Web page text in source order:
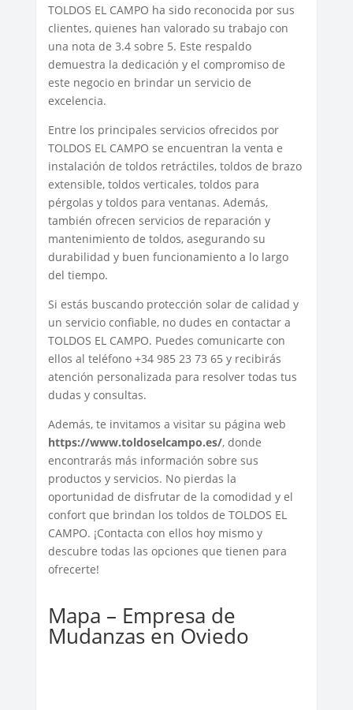
TOLDOS EL CAMPO ha sido reconocida por sus
clientes, quienes han valorado su trabajo con
una nota de 3.4 sobre 5. Este respaldo
demuestra la dedicación y el compromiso de
este negocio en brindar un servicio de
excelencia.
Entre los principales servicios ofrecidos por
TOLDOS EL CAMPO se encuentran la venta e
instalación de toldos retráctiles, toldos de brazo
extensible, toldos verticales, toldos para
pérgolas y toldos para ventanas. Además,
también ofrecen servicios de reparación y
mantenimiento de toldos, asegurando su
durabilidad y buen funcionamiento a lo largo
del tiempo.
Si estás buscando protección solar de calidad y
un servicio confiable, no dudes en contactar a
TOLDOS EL CAMPO. Puedes comunicarte con
ellos al teléfono +34 985 23 73 65 y recibirás
atención personalizada para resolver todas tus
dudas y consultas.
Además, te invitamos a visitar su página web
https://www.toldoselcampo.es/, donde
encontrarás más información sobre sus
productos y servicios. No pierdas la
oportunidad de disfrutar de la comodidad y el
confort que brindan los toldos de TOLDOS EL
CAMPO. ¡Contacta con ellos hoy mismo y
descubre todas las opciones que tienen para
ofrecerte!
Mapa – Empresa de
Mudanzas en Oviedo